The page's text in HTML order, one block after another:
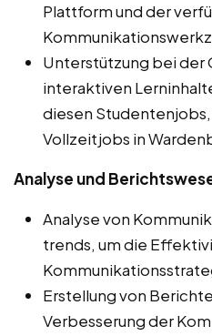
Plattform und der
Unterstützung bei der
interaktiven
diesen
Vollzeitjobs in
Analyse und
Analyse von
trends, um die
Erstellung von
Verbesserung der